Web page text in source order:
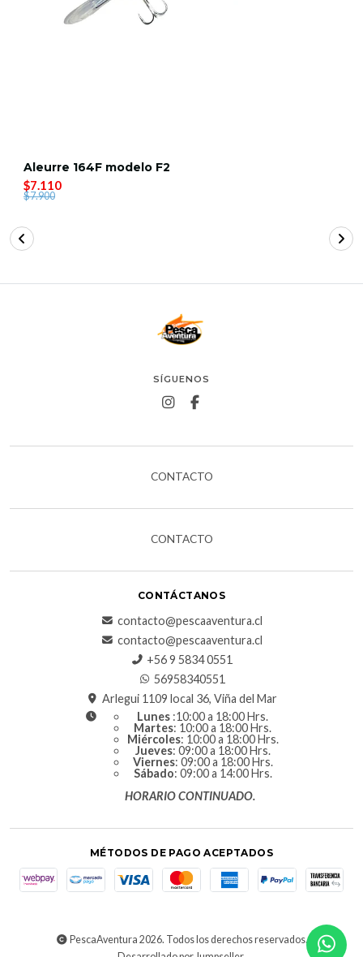
Aleurre 164F modelo F2
$7.110
$7.900
SÍGUENOS
CONTACTO
CONTACTO
CONTÁCTANOS
contacto@pescaaventura.cl
contacto@pescaaventura.cl
+56 9 5834 0551
56958340551
Arlegui 1109 local 36, Viña del Mar
Lunes :10:00 a 18:00 Hrs.
Martes: 10:00 a 18:00 Hrs.
Miércoles: 10:00 a 18:00 Hrs.
Jueves: 09:00 a 18:00 Hrs.
Viernes: 09:00 a 18:00 Hrs.
Sábado: 09:00 a 14:00 Hrs.
HORARIO CONTINUADO.
MÉTODOS DE PAGO ACEPTADOS
PescaAventura 2026. Todos los derechos reservados.